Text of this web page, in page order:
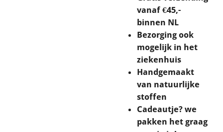
vanaf €45,-
binnen NL
Bezorging ook
mogelijk in het
ziekenhuis
Handgemaakt
van natuurlijke
stoffen
Cadeautje? we
pakken het graag